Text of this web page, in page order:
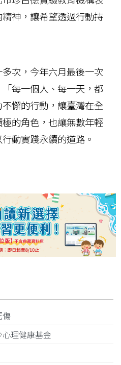
神，讓希望透過行動持
次，今年六月最後一次
每一個人、每一天，都
懈的行動，讓臺灣在全
的角色，也讓無數年輕
動實踐永續的道路。
傷
理健康基金